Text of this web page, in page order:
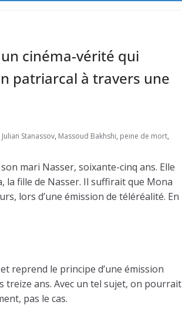
cinéma-vérité qui
patriarcal à travers une
Julian Stanassov, Massoud Bakhshi, peine de mort,
mari Nasser, soixante-cinq ans. Elle
la fille de Nasser. Il suffirait que Mona
lors d’une émission de téléréalité. En
reprend le principe d’une émission
treize ans. Avec un tel sujet, on pourrait
pas le cas.